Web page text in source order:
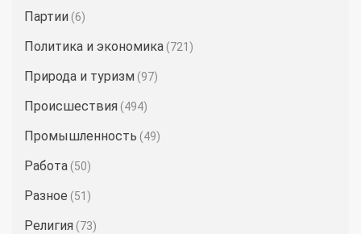
Партии (6)
Политика и экономика (721)
Природа и туризм (97)
Происшествия (494)
Промышленность (49)
Работа (50)
Разное (51)
Религия (73)